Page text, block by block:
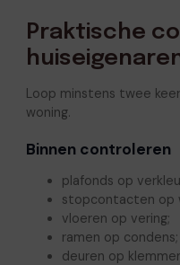
Praktische
Loop minstens twee
woning.
Binnen controleren
plafonds op
stopcontacten op
vloeren op vering;
ramen op condens;
deuren op